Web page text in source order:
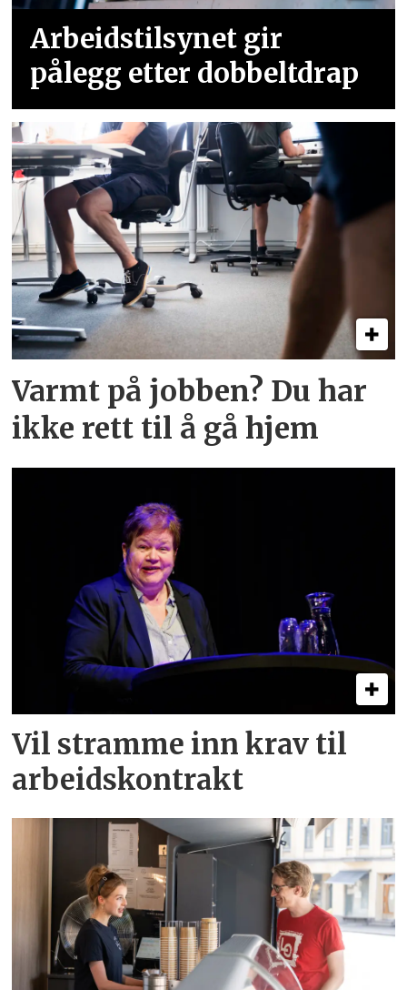
Arbeidstilsynet gir
pålegg etter dobbeltdrap
Varmt på jobben? Du har
ikke rett til å gå hjem
Vil stramme inn krav til
arbeids­kontrakt